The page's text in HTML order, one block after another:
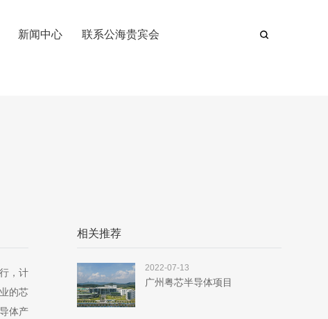
新闻中心 联系公海贵宾会
，计
的芯
体产
相关推荐
2022-07-13
广州粤芯半导体项目